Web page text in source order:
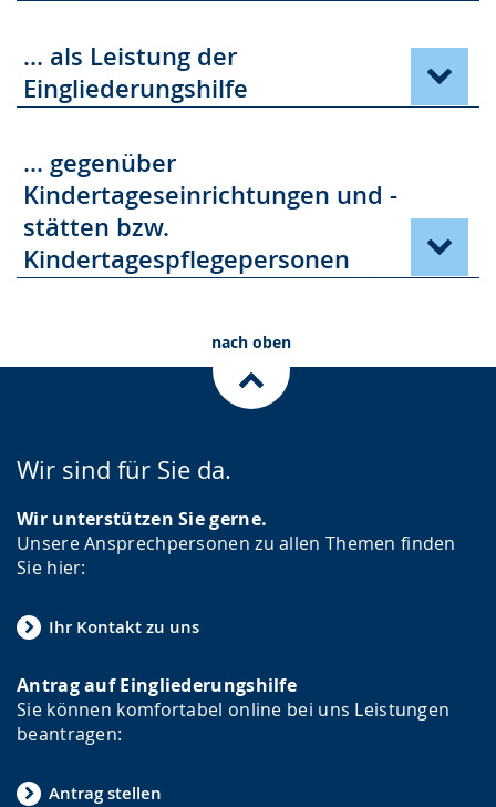
... als Leistung der
Eingliederungshilfe
... gegenüber
Kindertageseinrichtungen und -
stätten bzw.
Kindertagespflegepersonen
nach oben
Wir sind für Sie da.
Wir unterstützen Sie gerne.
Unsere Ansprechpersonen zu allen Themen finden
Sie hier:
Ihr Kontakt zu uns
Antrag auf Eingliederungshilfe
Sie können komfortabel online bei uns Leistungen
beantragen:
Antrag stellen